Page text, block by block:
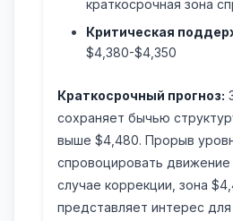
краткосрочная зона
Критическая
$4,380-$4,350
Краткосрочный прогноз:
сохраняет бычью
выше $4,480. Прорыв
спровоцировать движение
случае коррекции, зона
представляет интерес